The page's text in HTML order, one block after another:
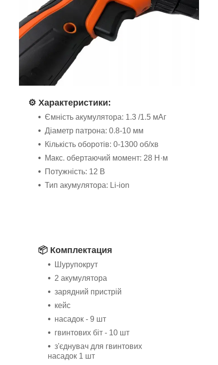
⚙️ Характеристики:
Ємність акумулятора: 1.3 /1.5 мАг
Діаметр патрона: 0.8-10 мм
Кількість оборотів: 0-1300 об/хв
Макс. обертаючий момент: 28 Н·м
Потужність: 12 В
Тип акумулятора: Li-ion
📦 Комплектация
Шурупокрут
2 акумулятора
зарядний пристрій
кейс
насадок - 9 шт
гвинтових біт - 10 шт
з'єднувач для гвинтових
насадок 1 шт